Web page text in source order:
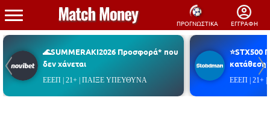
ΠΡΟΓΝΩΣΤΙΚΑ ΕΓΓΡΑΦΗ
🌊SUMMERAKI2026 Προσφορά* που
δεν χάνεται
ΕΕΕΠ | 21+ | ΠΑΙΞΕ ΥΠΕΥΘΥΝΑ
⭐STX500
ΕΕΕΠ | 21+